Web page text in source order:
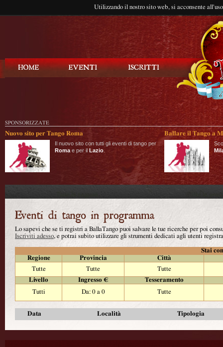
Utilizzando il nostro sito web, si acconsente
SPONSORIZZATE
Nuovo sito per Tango Roma
Il nuovo sito con tutti gli eventi di tango per
Roma e per il Lazio
Ballare il Tango a
Lo sapevi che se ti registri a BallaTango puoi salvare le tue ricerche per poi
Iscriviti adesso, e potrai subito utilizzare gli strumenti dedicati agli utenti
Stai
Regione
Provincia
Città
Tutte
Tutte
Tutte
Livello
Ingresso €
Tesseramento
Tutti
Da: 0 a 0 Tutte
Data Località Tipologia